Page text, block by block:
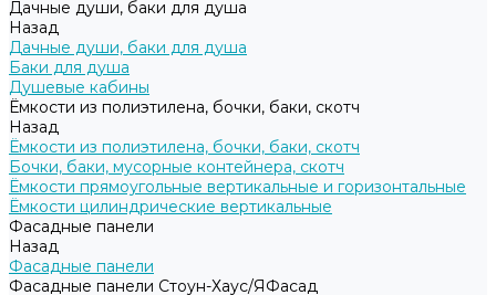
Дачные души, баки для душа
Назад
Дачные души, баки для душа
Баки для душа
Душевые кабины
Ёмкости из полиэтилена, бочки, баки, скотч
Назад
Ёмкости из полиэтилена, бочки, баки, скотч
Бочки, баки, мусорные контейнера, скотч
Ёмкости прямоугольные вертикальные и горизонтальные
Ёмкости цилиндрические вертикальные
Фасадные панели
Назад
Фасадные панели
Фасадные панели Стоун-Хаус/ЯФасад